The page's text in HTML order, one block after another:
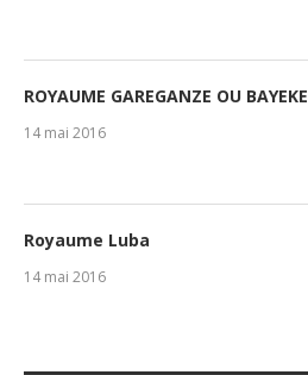
ROYAUME GAREGANZE OU BAYEKE
14 mai 2016
Royaume Luba
14 mai 2016